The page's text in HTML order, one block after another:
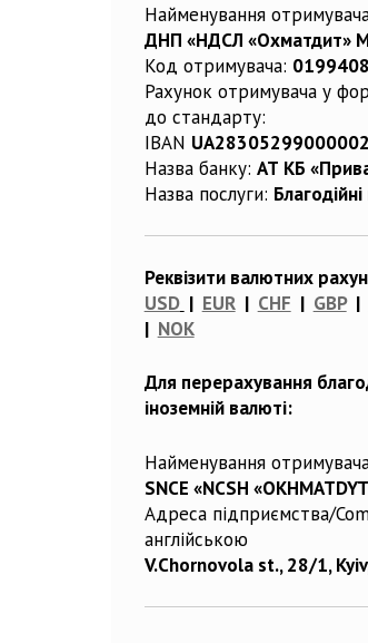
Найменування
ДНП «НДСЛ «Охматдит»
Код отримувача:
Рахунок отримувача у
до стандарту:
IBAN
Назва банку: АТ КБ
Назва послуги:
Реквізити валютних
USD | EUR| CHF | GBP|
| NOK
Для перерахування
іноземній валюті:
Найменування
SNCE «NCSH
Адреса підприємства/
англійською
V.Chornovola st., 28/1,